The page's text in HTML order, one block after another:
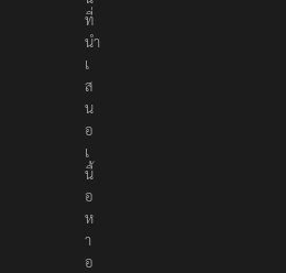
ที่
นำ
เ
ส
น
อ
เ
นื้
อ
ห
า
อ